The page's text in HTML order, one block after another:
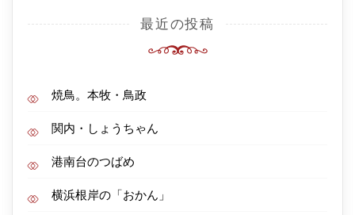
最近の投稿
焼鳥。本牧・鳥政
関内・しょうちゃん
港南台のつばめ
横浜根岸の「おかん」